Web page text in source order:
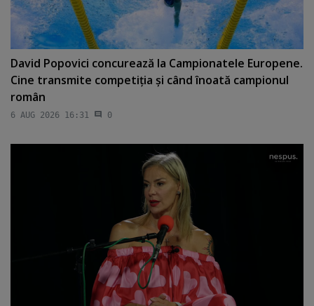
David Popovici concurează la Campionatele Europene.
Cine transmite competiţia şi când înoată campionul
român
6 AUG 2026 16:31 0